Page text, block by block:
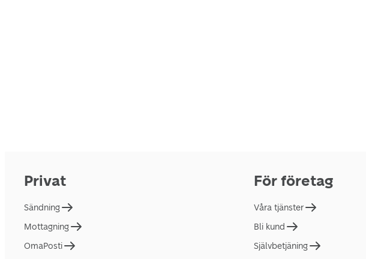
Privat
Sändning
Mottagning
OmaPosti
För företag
Våra tjänster
Bli kund
Självbetjäning